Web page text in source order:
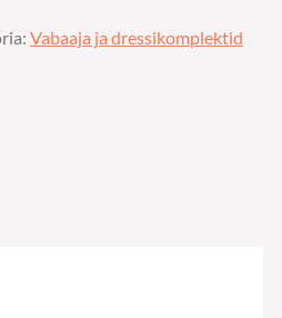
Vabaaja ja dressikomplektid